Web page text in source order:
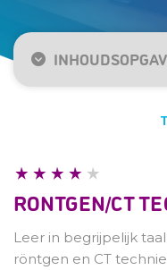
RONTGEN/CT
Leer in begrijpelijk
röntgen en CT